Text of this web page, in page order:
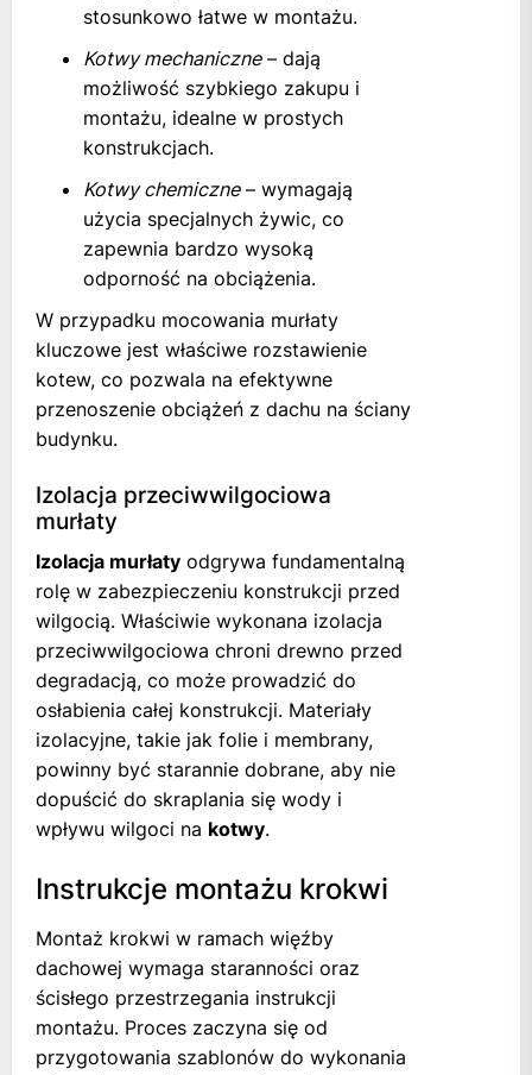
stosunkowo łatwe w montażu.
Kotwy mechaniczne– dają
możliwość szybkiego zakupu i
montażu, idealne w prostych
konstrukcjach.
Kotwy chemiczne– wymagają
użycia specjalnych żywic, co
zapewnia bardzo wysoką
odporność na obciążenia.
W przypadku mocowania murłaty
kluczowe jest właściwe rozstawienie
kotew, co pozwala na efektywne
przenoszenie obciążeń z dachu na ściany
budynku.
Izolacja przeciwwilgociowa
murłaty
Izolacja murłaty odgrywa fundamentalną
rolę w zabezpieczeniu konstrukcji przed
wilgocią. Właściwie wykonana izolacja
przeciwwilgociowa chroni drewno przed
degradacją, co może prowadzić do
osłabienia całej konstrukcji. Materiały
izolacyjne, takie jak folie i membrany,
powinny być starannie dobrane, aby nie
dopuścić do skraplania się wody i
wpływu wilgoci na kotwy.
Instrukcje montażu krokwi
Montaż krokwi w ramach więźby
dachowej wymaga staranności oraz
ścisłego przestrzegania instrukcji
montażu. Proces zaczyna się od
przygotowania szablonów do wykonania